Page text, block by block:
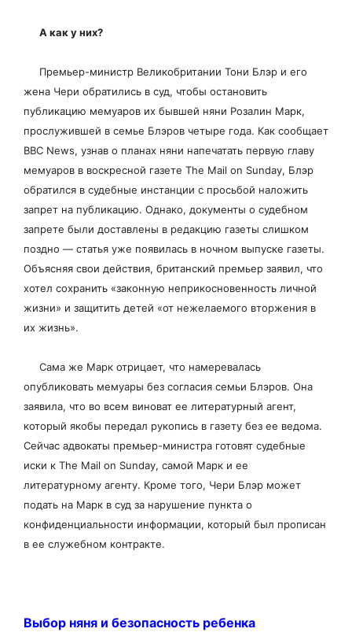
А как у них?
Премьер-министр Великобритании Тони Блэр и его
жена Чери обратились в суд, чтобы остановить
публикацию мемуаров их бывшей няни Розалин Марк,
прослужившей в семье Блэров четыре года. Как сообщает
BBC News, узнав о планах няни напечатать первую главу
мемуаров в воскресной газете The Mail on Sunday, Блэр
обратился в судебные инстанции с просьбой наложить
запрет на публикацию. Однако, документы о судебном
запрете были доставлены в редакцию газеты слишком
поздно — статья уже появилась в ночном выпуске газеты.
Объясняя свои действия, британский премьер заявил, что
хотел сохранить «законную неприкосновенность личной
жизни» и защитить детей «от нежелаемого вторжения в
их жизнь».
Сама же Марк отрицает, что намеревалась
опубликовать мемуары без согласия семьи Блэров. Она
заявила, что во всем виноват ее литературный агент,
который якобы передал рукопись в газету без ее ведома.
Сейчас адвокаты премьер-министра готовят судебные
иски к The Mail on Sunday, самой Марк и ее
литературному агенту. Кроме того, Чери Блэр может
подать на Марк в суд за нарушение пункта о
конфиденциальности информации, который был прописан
в ее служебном контракте.
Выбор няня и безопасность ребенка